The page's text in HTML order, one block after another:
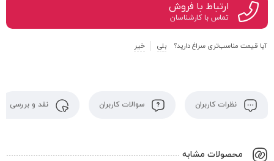
ارتباط با فروش
تماس با کارشناسان
آیا قیمت مناسب‌تری سراغ دارید؟ بلی خیر
نظرات کاربران سوالات کاربران نقد و بررسی
محصولات مشابه